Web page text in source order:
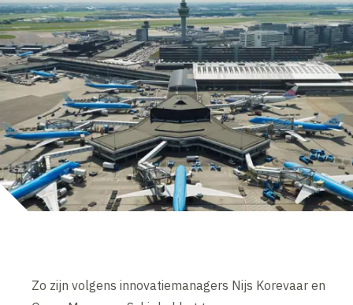
Zo zijn volgens innovatiemanagers Nijs Korevaar en